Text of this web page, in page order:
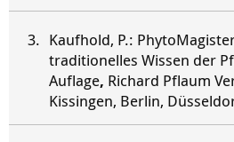
Kaufhold, P.:
traditionelles Wissen der
Auflage, Richard Pflaum
Kissingen, Berlin,